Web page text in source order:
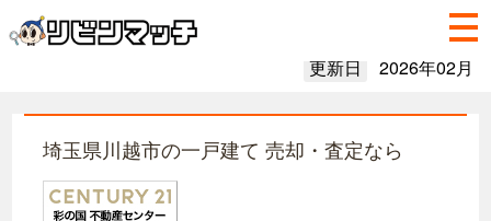
更新日 2026年02月
埼玉県川越市の一戸建て 売却・査定なら